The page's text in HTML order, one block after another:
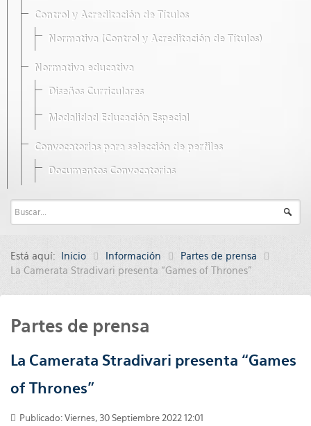
Control y Acreditación de Títulos
Normativa (Control y Acreditación de Títulos)
Normativa educativa
Diseños Curriculares
Modalidad Educación Especial
Convocatorias para selección de perfiles
Documentos Convocatorias
Está aquí: Inicio Información
Partes de prensa
La Camerata Stradivari presenta “Games of Thrones”
Partes de prensa
La Camerata Stradivari presenta “Games
of Thrones”
Publicado: Viernes, 30 Septiembre 2022 12:01